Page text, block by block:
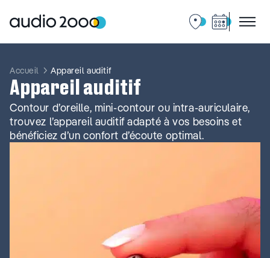
contenu
Accueil Appareil auditif
Appareil auditif
Contour d’oreille, mini-contour ou intra-auriculaire,
trouvez l’appareil auditif adapté à vos besoins et
bénéficiez d’un confort d’écoute optimal.